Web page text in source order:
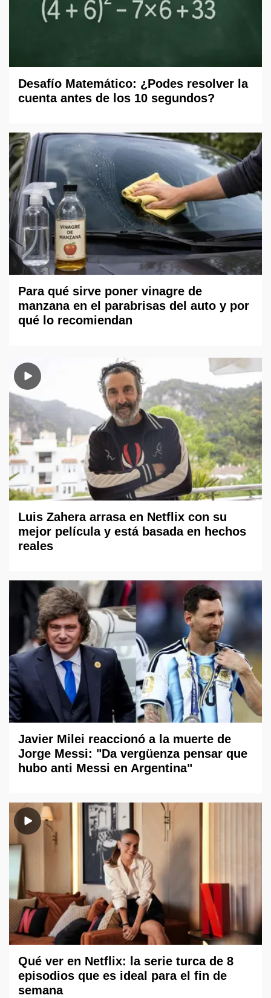
Desafío Matemático: ¿Podes resolver la
cuenta antes de los 10 segundos?
Para qué sirve poner vinagre de
manzana en el parabrisas del auto y por
qué lo recomiendan
Luis Zahera arrasa en Netflix con su
mejor película y está basada en hechos
reales
Javier Milei reaccionó a la muerte de
Jorge Messi: "Da vergüenza pensar que
hubo anti Messi en Argentina"
Qué ver en Netflix: la serie turca de 8
episodios que es ideal para el fin de
semana